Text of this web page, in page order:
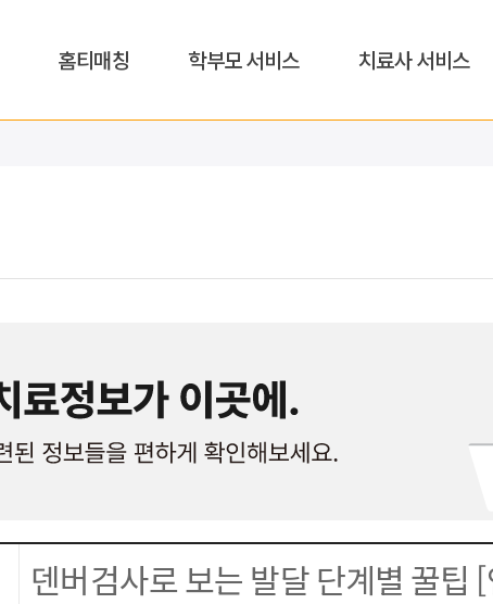
홈티매칭 학부모 서비스 치료사 서비스
덴버검사로 보는 발달 단계별 꿀팁